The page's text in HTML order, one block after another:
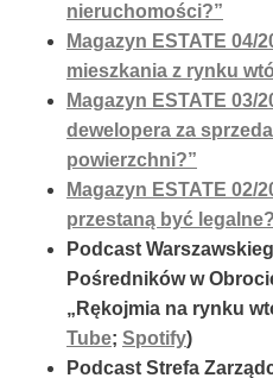
nieruchomości?”
Magazyn ESTATE 04/
mieszkania z rynku
Magazyn ESTATE 03/
dewelopera za
powierzchni?”
Magazyn ESTATE 02/
przestaną być
Podcast
Pośredników w
„Rękojmia na rynku
Tube; Spotify)
Podcast Strefa